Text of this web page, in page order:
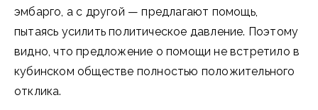
эмбарго, а с другой — предлагают помощь,
пытаясь усилить политическое давление. Поэтому
видно, что предложение о помощи не встретило в
кубинском обществе полностью положительного
отклика.